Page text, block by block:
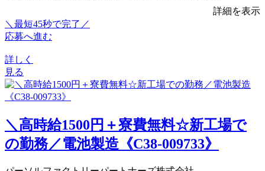
詳細を表示
＼最短45秒で完了／
応募へ進む
詳しく
見る
＼高時給1500円＋寮費無料☆新工場で
の勤務／電池製造《C38-009733》